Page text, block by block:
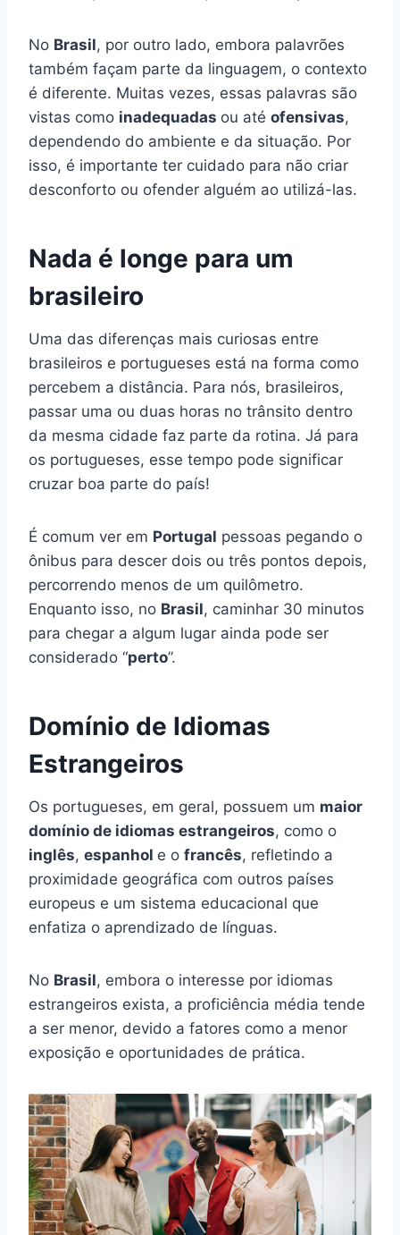
No Brasil, por outro lado, embora palavrões
também façam parte da linguagem, o contexto
é diferente. Muitas vezes, essas palavras são
vistas como inadequadas ou até ofensivas,
dependendo do ambiente e da situação. Por
isso, é importante ter cuidado para não criar
desconforto ou ofender alguém ao utilizá-las.
Nada é longe para um
brasileiro
Uma das diferenças mais curiosas entre
brasileiros e portugueses está na forma como
percebem a distância. Para nós, brasileiros,
passar uma ou duas horas no trânsito dentro
da mesma cidade faz parte da rotina. Já para
os portugueses, esse tempo pode significar
cruzar boa parte do país!
É comum ver em Portugal pessoas pegando o
ônibus para descer dois ou três pontos depois,
percorrendo menos de um quilômetro.
Enquanto isso, no Brasil, caminhar 30 minutos
para chegar a algum lugar ainda pode ser
considerado “perto”.
Domínio de Idiomas
Estrangeiros
Os portugueses, em geral, possuem um maior
domínio de idiomas estrangeiros, como o
inglês, espanhol e o francês, refletindo a
proximidade geográfica com outros países
europeus e um sistema educacional que
enfatiza o aprendizado de línguas.
No Brasil, embora o interesse por idiomas
estrangeiros exista, a proficiência média tende
a ser menor, devido a fatores como a menor
exposição e oportunidades de prática.